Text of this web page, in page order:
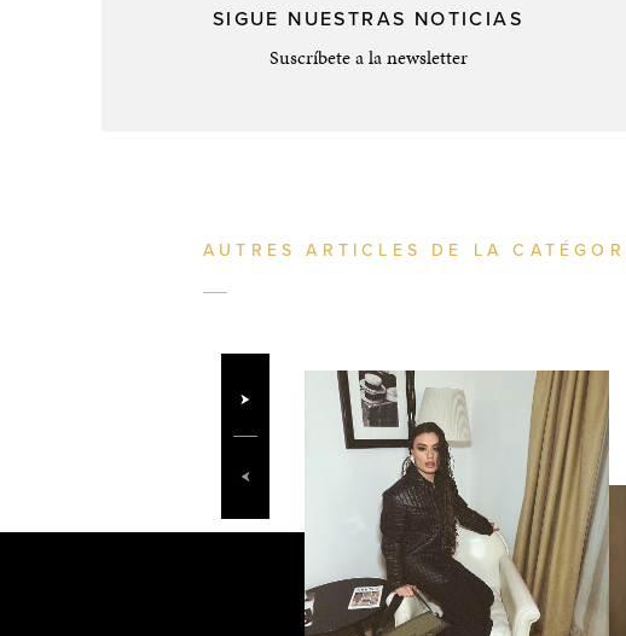
SIGUE NUESTRAS NOTICIAS
Suscríbete a la newsletter
AUTRES ARTICLES DE LA